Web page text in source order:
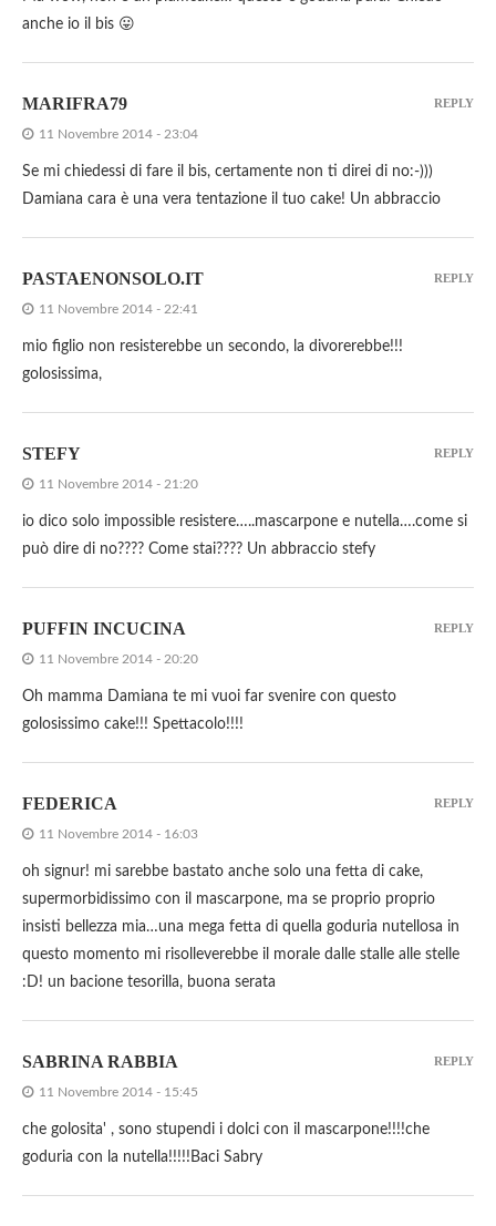
anche io il bis 😛
MARIFRA79
11 Novembre 2014 - 23:04
Se mi chiedessi di fare il bis, certamente non ti direi di no:-)))
Damiana cara è una vera tentazione il tuo cake! Un abbraccio
REPLY
PASTAENONSOLO.IT
11 Novembre 2014 - 22:41
mio figlio non resisterebbe un secondo, la divorerebbe!!!
golosissima,
REPLY
STEFY
11 Novembre 2014 - 21:20
io dico solo impossible resistere…..mascarpone e nutella….come si
può dire di no???? Come stai???? Un abbraccio stefy
REPLY
PUFFIN INCUCINA
11 Novembre 2014 - 20:20
Oh mamma Damiana te mi vuoi far svenire con questo
golosissimo cake!!! Spettacolo!!!!
REPLY
FEDERICA
11 Novembre 2014 - 16:03
oh signur! mi sarebbe bastato anche solo una fetta di cake,
supermorbidissimo con il mascarpone, ma se proprio proprio
insisti bellezza mia…una mega fetta di quella goduria nutellosa in
questo momento mi risolleverebbe il morale dalle stalle alle stelle
:D! un bacione tesorilla, buona serata
REPLY
SABRINA RABBIA
11 Novembre 2014 - 15:45
che golosita' , sono stupendi i dolci con il mascarpone!!!!che
goduria con la nutella!!!!!Baci Sabry
REPLY